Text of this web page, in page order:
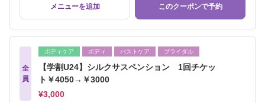
メニューを追加 このクーポンで予約
全
員
ボディケア ボディ バストケア ブライダル
【学割U24】シルクサスペンション 1回チケッ
ト￥4050→￥3000
¥3,000